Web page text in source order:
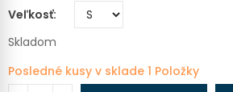
Veľkosť
Skladom
Posledné kusy v sklade 1 Položky